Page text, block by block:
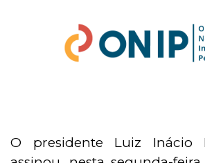
O presidente Luiz Inácio